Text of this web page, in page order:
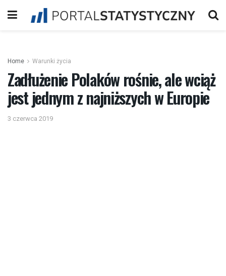
Home Warunki życia
Zadłużenie Polaków rośnie, ale wciąż
jest jednym z najniższych w Europie
3 czerwca 2019